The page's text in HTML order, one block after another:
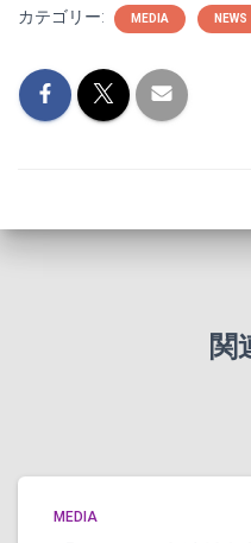
カテゴリー: MEDIA NEWS
関
MEDIA